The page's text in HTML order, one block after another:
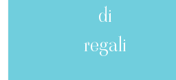
di
regali